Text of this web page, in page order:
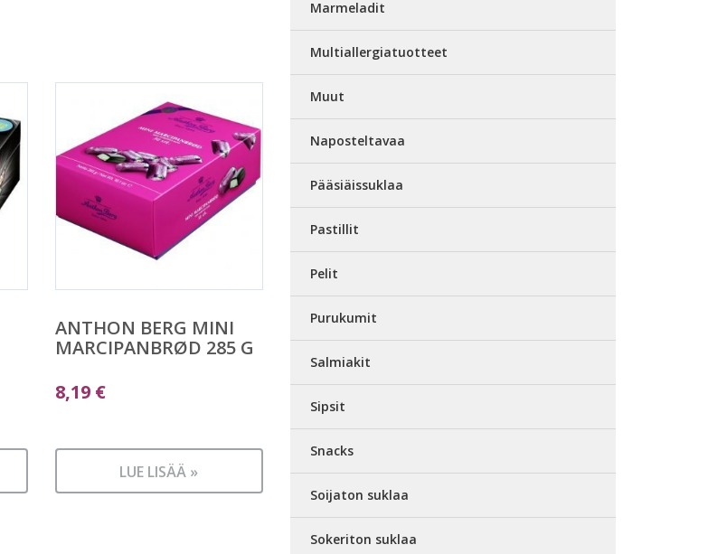
ANTHON BERG MINI
MARCIPANBRØD 285 G
8,19 €
LUE LISÄÄ »
Marmeladit
Multiallergiatuotteet
Muut
Naposteltavaa
Pääsiäissuklaa
Pastillit
Pelit
Purukumit
Salmiakit
Sipsit
Snacks
Soijaton suklaa
Sokeriton suklaa